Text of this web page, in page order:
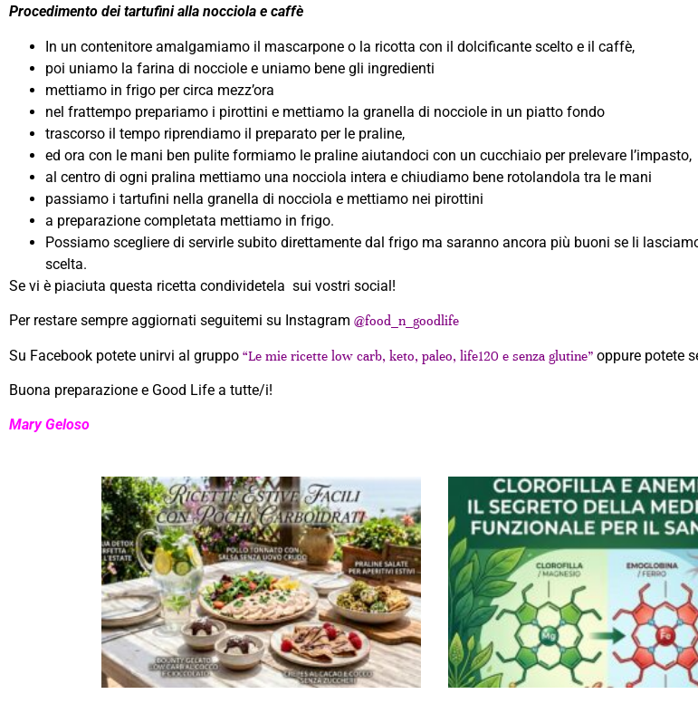
Procedimento dei tartufini alla nocciola e caffè
In un contenitore amalgamiamo il mascarpone o la ricotta con il dolcificante scelto e il caffè,
poi uniamo la farina di nocciole e uniamo bene gli ingredienti
mettiamo in frigo per circa mezz’ora
nel frattempo prepariamo i pirottini e mettiamo la granella di nocciole in un piatto fondo
trascorso il tempo riprendiamo il preparato per le praline,
ed ora con le mani ben pulite formiamo le praline aiutandoci con un cucchiaio per prelevare l’impasto,
al centro di ogni pralina mettiamo una nocciola intera e chiudiamo bene rotolandola tra le mani
passiamo i tartufini nella granella di nocciola e mettiamo nei pirottini
a preparazione completata mettiamo in frigo.
Possiamo scegliere di servirle subito direttamente dal frigo ma saranno ancora più buoni se li
scelta.
Se vi è piaciuta questa ricetta condividetela sui vostri social!
Per restare sempre aggiornati seguitemi su Instagram @food_n_goodlife
Su Facebook potete unirvi al gruppo “Le mie ricette low carb, keto, paleo, life120 e senza glutine” oppure potete
Buona preparazione e Good Life a tutte/i!
Mary Geloso